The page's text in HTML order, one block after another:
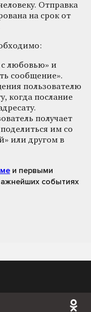
Отправка
на срок от
любовью» и
сообщение».
пользователю
когда послание
получает
им со
или другом в
и первыми
событиях